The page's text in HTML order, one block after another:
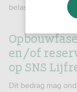
belast. Dit werkt
en/of
op SNS
Dit bedrag mag